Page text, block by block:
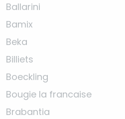
Ballarini
Bamix
Beka
Billiets
Boeckling
Bougie la francaise
Brabantia